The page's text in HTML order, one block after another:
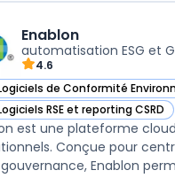
Enablon
automatisation ESG et
4.6
de Conformité
Enablon dans cette catégorie
RSE et reporting CSRD
Enablon dans cette catégorie
est une plateforme
Conçue pour
Enablon